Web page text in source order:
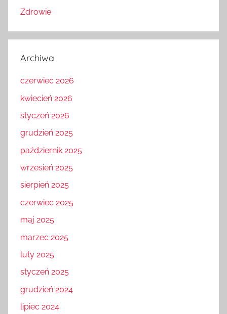
Zdrowie
Archiwa
czerwiec 2026
kwiecień 2026
styczeń 2026
grudzień 2025
październik 2025
wrzesień 2025
sierpień 2025
czerwiec 2025
maj 2025
marzec 2025
luty 2025
styczeń 2025
grudzień 2024
lipiec 2024